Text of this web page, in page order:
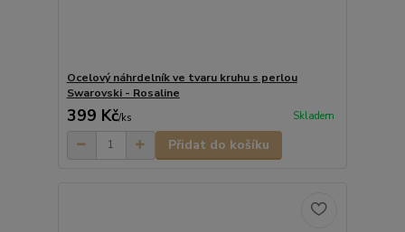
Ocelový náhrdelník ve tvaru kruhu s perlou
Swarovski - Rosaline
399 Kč/ks Skladem
Přidat do košíku